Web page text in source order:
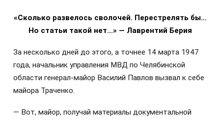
«Сколько развелось сволочей. Перестрелять бы…
Но статьи такой нет...» — Лаврентий Берия
За несколько дней до этого, а точнее 14 марта 1947
года, начальник управления МВД по Челябинской
области генерал-майор Василий Павлов вызвал к себе
майора Траченко.
— Вот, майор, получай материалы документальной